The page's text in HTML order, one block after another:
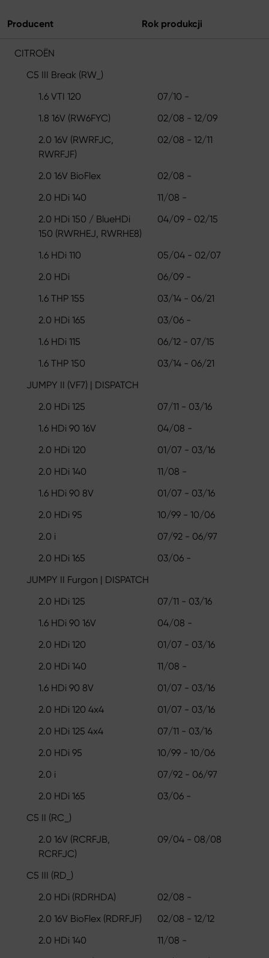
Producent Rok produkcji
CITROËN
C5 III Break (RW_)
1.6 VTI 120
07/10 -
1.8 16V (RW6FYC)
02/08 - 12/09
2.0 16V (RWRFJC,
RWRFJF)
02/08 - 12/11
2.0 16V BioFlex
02/08 -
2.0 HDi 140
11/08 -
2.0 HDi 150 / BlueHDi
150 (RWRHEJ, RWRHE8)
04/09 - 02/15
1.6 HDi 110
05/04 - 02/07
2.0 HDi
06/09 -
1.6 THP 155
03/14 - 06/21
2.0 HDi 165
03/06 -
1.6 HDi 115
06/12 - 07/15
1.6 THP 150
03/14 - 06/21
JUMPY II (VF7) | DISPATCH
2.0 HDi 125
07/11 - 03/16
1.6 HDi 90 16V
04/08 -
2.0 HDi 120
01/07 - 03/16
2.0 HDi 140
11/08 -
1.6 HDi 90 8V
01/07 - 03/16
2.0 HDi 95
10/99 - 10/06
2.0 i
07/92 - 06/97
2.0 HDi 165
03/06 -
JUMPY II Furgon | DISPATCH
2.0 HDi 125
07/11 - 03/16
1.6 HDi 90 16V
04/08 -
2.0 HDi 120
01/07 - 03/16
2.0 HDi 140
11/08 -
1.6 HDi 90 8V
01/07 - 03/16
2.0 HDi 120 4x4
01/07 - 03/16
2.0 HDi 125 4x4
07/11 - 03/16
2.0 HDi 95
10/99 - 10/06
2.0 i
07/92 - 06/97
2.0 HDi 165
03/06 -
C5 II (RC_)
2.0 16V (RCRFJB,
RCRFJC)
09/04 - 08/08
C5 III (RD_)
2.0 HDi (RDRHDA)
02/08 -
2.0 16V BioFlex (RDRFJF)
02/08 - 12/12
2.0 HDi 140
11/08 -